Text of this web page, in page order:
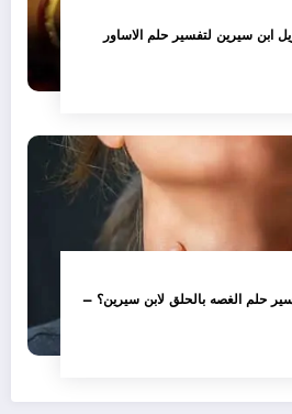
ابن سيرين لتفسير حلم الاساور
حلم الغصه بالحلق لابن سيرين؟ –